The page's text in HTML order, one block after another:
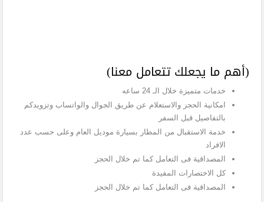
(أهم ما يجعلك تتعامل معنا)
خدمات متميزة خلال الـ 24 ساعه
امكانية الحجز والاستعلام عن طريق الجوال والواتساب وتزويدكم
بالتفاصيل قبل السفر
خدمة الاستقبال من المطار بسيارة موديل العام وعلى حسب عدد
الافراد
المصداقية فى التعامل كما تم خلال الحجز
كل الاختصارات المفيدة
المصداقية فى التعامل كما تم خلال الحجز